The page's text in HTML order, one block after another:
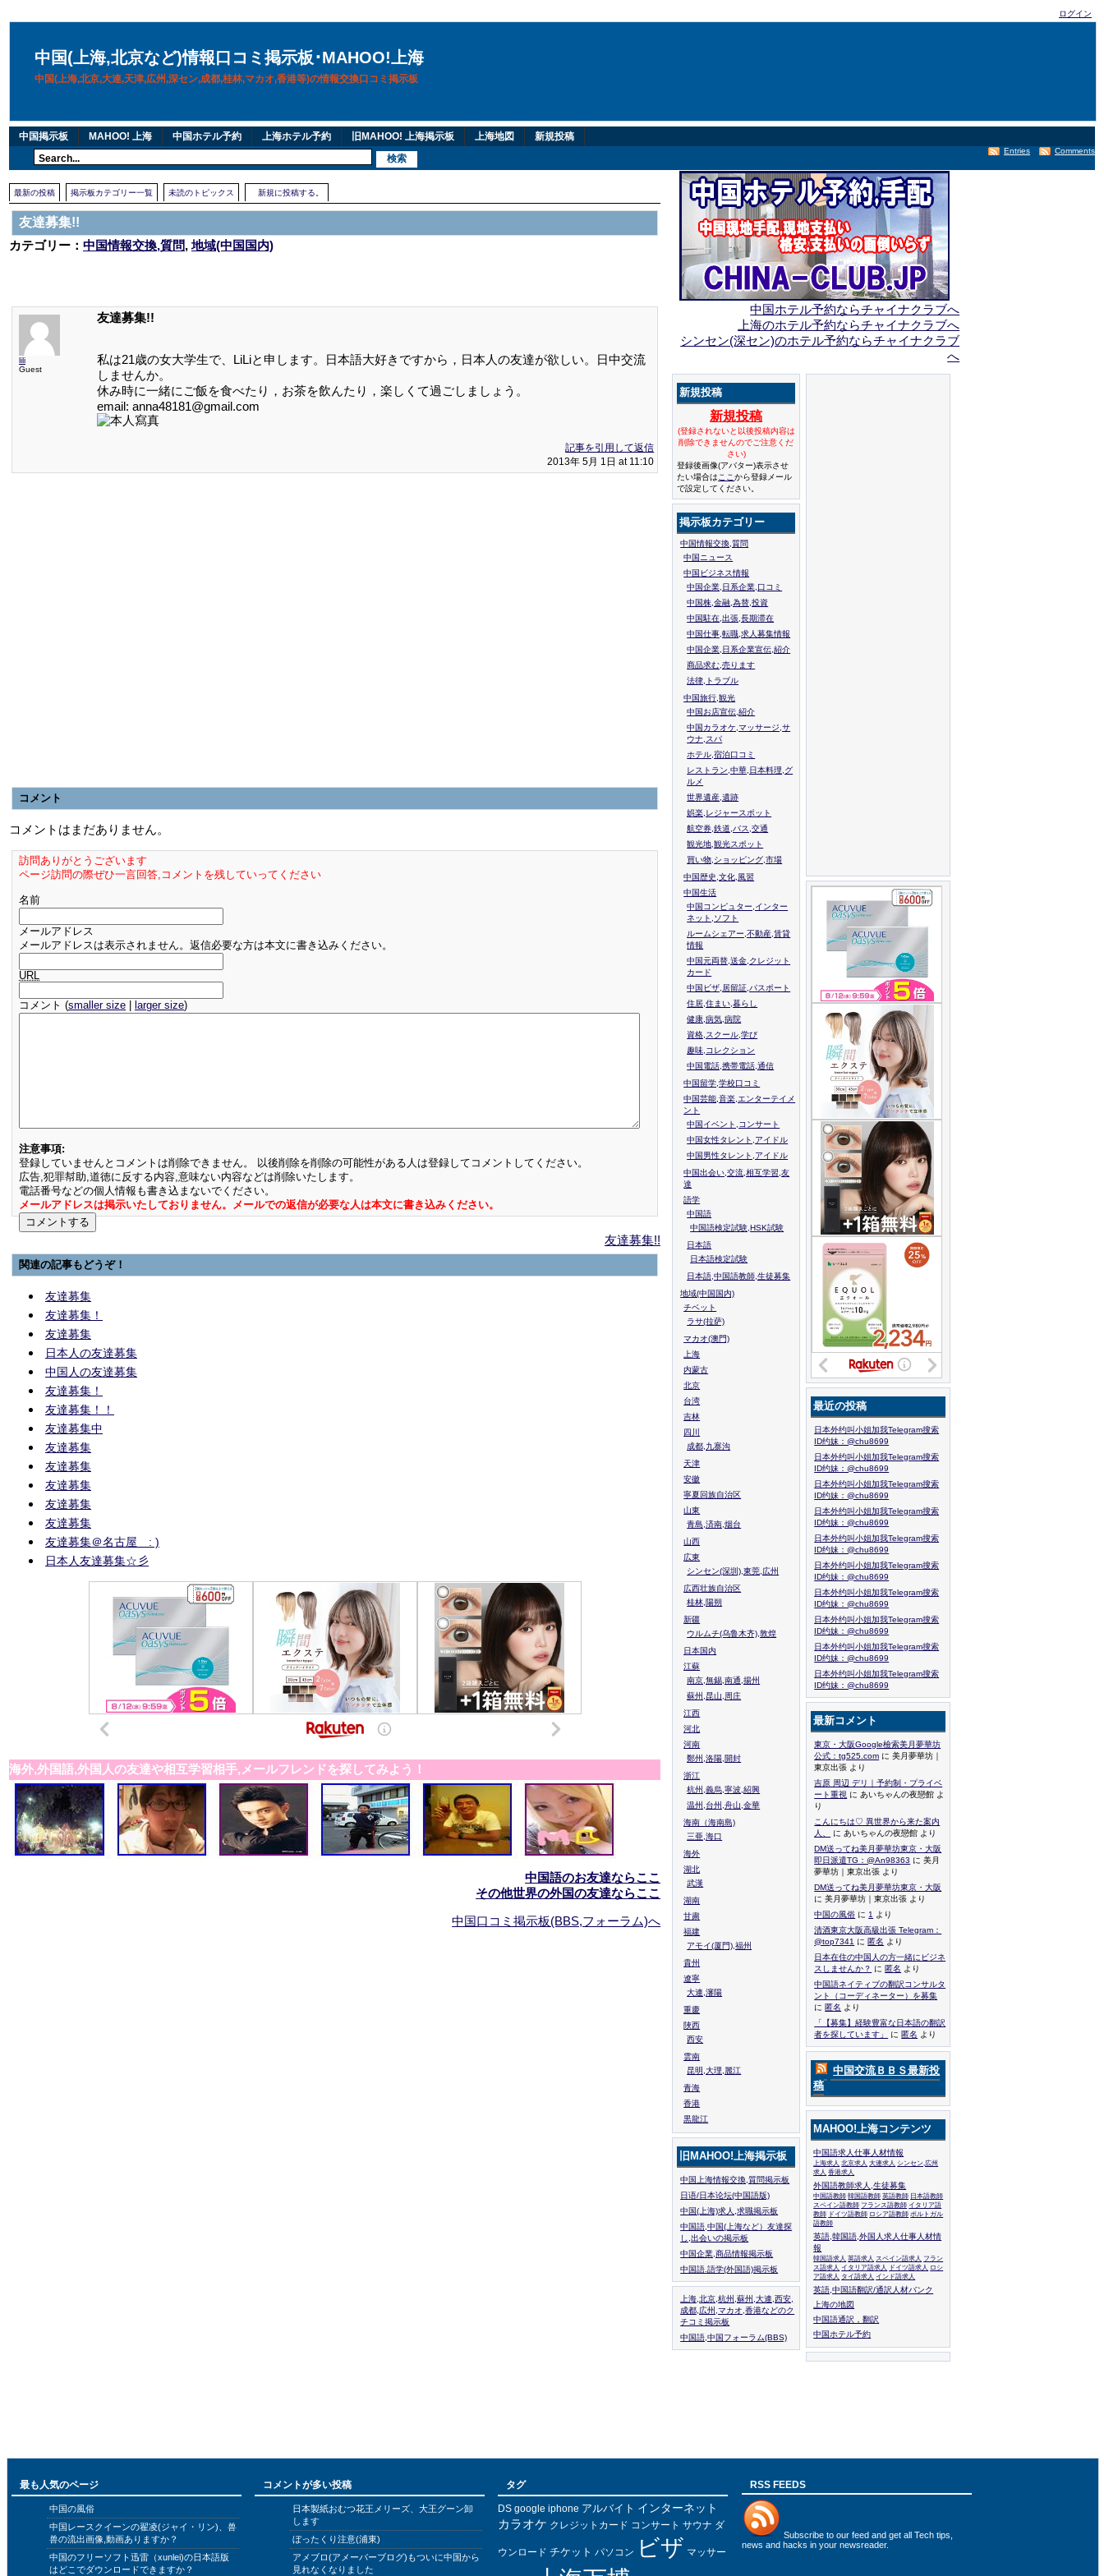
ログイン
中国(上海,北京など)情報口コミ掲示板･MAHOO!上海
中国(上海,北京,大連,天津,広州,深セン,成都,桂林,マカオ,香港等)の情報交換口コミ掲示板
中国掲示板 MAHOO! 上海 中国ホテル予約 上海ホテル予約 旧MAHOO! 上海掲示板 上海地図 新規投稿
Comments
Entries
最新の投稿 掲示板カテゴリー一覧 未読のトピックス 新規に投稿する。
友達募集!!
カテゴリー： 中国情報交換,質問,地域(中国国内)
lili
Guest
友達募集!!
私は21歳の女大学生で、LiLiと申します。日本語大好きですから，日本人の友達が欲しい。日中交流
しませんか。
休み時に一緒にご飯を食べたり，お茶を飲んたり，楽しくて過ごしましょう。
email: anna48181@gmail.com
記事を引用して返信
2013年 5月 1日 at 11:10
コメント
コメントはまだありません。
訪問ありがとうございます
ページ訪問の際ぜひ一言回答,コメントを残していってください
名前
メールアドレス
メールアドレスは表示されません。返信必要な方は本文に書き込みください。
URL
コメント (smaller size larger size)
注意事項:
登録していませんとコメントは削除できません。 以後削除を削除の可能性がある人は登録してコメントしてください。
広告,犯罪幇助,道徳に反する内容,意味ない内容などは削除いたします。
電話番号などの個人情報も書き込まないでください。
メールアドレスは掲示いたしておりません。メールでの返信が必要な人は本文に書き込みください。
友達募集!!
関連の記事もどうぞ！
友達募集
友達募集！
友達募集
日本人の友達募集
中国人の友達募集
友達募集！
友達募集！！
友達募集中
友達募集
友達募集
友達募集
友達募集
友達募集
友達募集＠名古屋 : )
日本人友達募集☆彡
海外,外国語,外国人の友達や相互学習相手,メールフレンドを探してみよう！
中国語のお友達ならここ
その他世界の外国の友達ならここ
中国口コミ掲示板(BBS,フォーラム)へ
中国ホテル予約ならチャイナクラブへ
上海のホテル予約ならチャイナクラブへ
シンセン(深セン)のホテル予約ならチャイナクラブ
へ
新規投稿
新規投稿
(登録されないと以後投稿内容は
削除できませんのでご注意くだ
さい)
登録後画像(アバター)表示させ
たい場合は ここから登録メール
で設定してください。
掲示板カテゴリー
中国情報交換,質問
中国ニュース
中国ビジネス情報
中国企業,日系企業,口コミ
中国株,金融,為替,投資
中国駐在,出張,長期滞在
中国仕事,転職,求人募集情報
中国企業,日系企業宣伝,紹介
商品求む,売ります
法律,トラブル
中国旅行,観光
中国お店宣伝,紹介
中国カラオケ,マッサージ,サ
ウナ,スパ
ホテル,宿泊口コミ
レストラン,中華,日本料理,グ
ルメ
世界遺産,遺跡
娯楽,レジャースポット
航空券,鉄道,バス,交通
観光地,観光スポット
買い物,ショッピング,市場
中国歴史,文化,風習
中国生活
中国コンピュター,インター
ネット,ソフト
ルームシェアー,不動産,賃貸
情報
中国元両替,送金,クレジット
カード
中国ビザ,居留証,パスポート
住居,住まい,暮らし
健康,病気,病院
資格,スクール,学び
趣味,コレクション
中国電話,携帯電話,通信
中国留学,学校口コミ
中国芸能,音楽,エンターテイメ
ント
中国イベント,コンサート
中国女性タレント,アイドル
中国男性タレント,アイドル
中国出会い,交流,相互学習,友
達
語学
中国語
中国語検定試験,HSK試験
日本語
日本語検定試験
日本語,中国語教師,生徒募集
地域(中国国内)
チベット
ラサ(拉萨)
マカオ(澳門)
上海
内蒙古
北京
台湾
吉林
四川
成都,九寨沟
天津
安徽
寧夏回族自治区
山東
青島,済南,烟台
山西
広東
シンセン(深圳),東莞,広州
広西壮族自治区
桂林,陽朔
新疆
ウルムチ(乌鲁木齐),敦煌
日本国内
江蘇
南京,無錫,南通,揚州
蘇州,昆山,周庄
江西
河北
河南
鄭州,洛陽,開封
浙江
杭州,義烏,寧波,紹興
温州,台州,舟山,金華
海南（海南島)
三亜,海口
海外
湖北
武漢
湖南
甘粛
福建
アモイ(厦門),福州
貴州
遼寧
大連,瀋陽
重慶
陜西
西安
雲南
昆明,大理,麗江
青海
香港
黒龍江
旧MAHOO!上海掲示板
中国上海情報交換,質問掲示板
日语/日本论坛(中国語版)
中国(上海)求人,求職掲示板
中国語,中国(上海など）友達探
し,出会いの掲示板
中国企業,商品情報掲示板
中国語.語学(外国語)掲示板
上海,北京,杭州,蘇州,大連,西安,
成都,広州,マカオ,香港などのク
チコミ掲示板
中国語,中国フォーラム(BBS)
最近の投稿
日本外约叫小姐加我Telegram搜索
ID约妹：@chu8699
日本外约叫小姐加我Telegram搜索
ID约妹：@chu8699
日本外约叫小姐加我Telegram搜索
ID约妹：@chu8699
日本外约叫小姐加我Telegram搜索
ID约妹：@chu8699
日本外约叫小姐加我Telegram搜索
ID约妹：@chu8699
日本外约叫小姐加我Telegram搜索
ID约妹：@chu8699
日本外约叫小姐加我Telegram搜索
ID约妹：@chu8699
日本外约叫小姐加我Telegram搜索
ID约妹：@chu8699
日本外约叫小姐加我Telegram搜索
ID约妹：@chu8699
日本外约叫小姐加我Telegram搜索
ID约妹：@chu8699
最新コメント
東京・大阪Google檢索美月夢華坊
公式：tg525.com に 美月夢華坊｜
東京出張 より
吉原 周辺 デリ｜予約制・プライベ
ート重視 に あいちゃんの夜戀館 よ
り
こんにちは♡ 異世界から来た案内
人、
に あいちゃんの夜戀館 より
DM送ってね美月夢華坊東京・大阪
即日派遣TG：@An98363 に 美月
夢華坊｜東京出張 より
DM送ってね美月夢華坊東京・大阪
に 美月夢華坊｜東京出張 より
中国の風俗 に 1
より
清酒東京大阪高級出張 Telegram：
@top7341 に 匿名 より
日本在住の中国人の方一緒にビジネ
スしませんか？ に 匿名 より
中国語ネイティブの翻訳コンサルタ
ント（コーディネーター）を募集
に 匿名 より
「【募集】経験豊富な日本語の翻訳
者を探しています」
に 匿名 より
中国交流ＢＢＳ最新投
稿
MAHOO!上海コンテンツ
中国語求人仕事人材情報
上海求人 北京求人 大連求人 シンセン,広州
求人 香港求人
外国語教師求人,生徒募集
中国語教師 韓国語教師 英語教師 日本語教師
スペイン語教師 フランス語教師 イタリア語
教師 ドイツ語教師 ロシア語教師 ポルトガル
語教師
英語,韓国語,外国人求人仕事人材情
報
韓国語求人 英語求人 スペイン語求人 フラン
ス語求人 イタリア語求人 ドイツ語求人 ロシ
ア語求人 タイ語求人 インド語求人
英語,中国語翻訳/通訳人材バンク
上海の地図
中国語通訳，翻訳
中国ホテル予約
最も人気のページ
中国の風俗
中国レースクイーンの翟凌(ジャイ・リン)、兽
兽の流出画像,動画ありますか？
中国のフリーソフト迅雷（xunlei)の日本語版
はどこでダウンロードできますか？
コメントが多い投稿
日本製紙おむつ花王メリーズ、大王グーン卸
します
ぼったくり注意(浦東)
アメブロ(アメーバーブログ)もついに中国から
見れなくなりました
タグ
DS google iphone アルバイト インターネット
カラオケ クレジットカード コンサート サウナ ダ
ウンロード チケット パソコン ビザ マッサー
RSS FEEDS
Subscribe to our feed and get all Tech tips,
news and hacks in your newsreader.